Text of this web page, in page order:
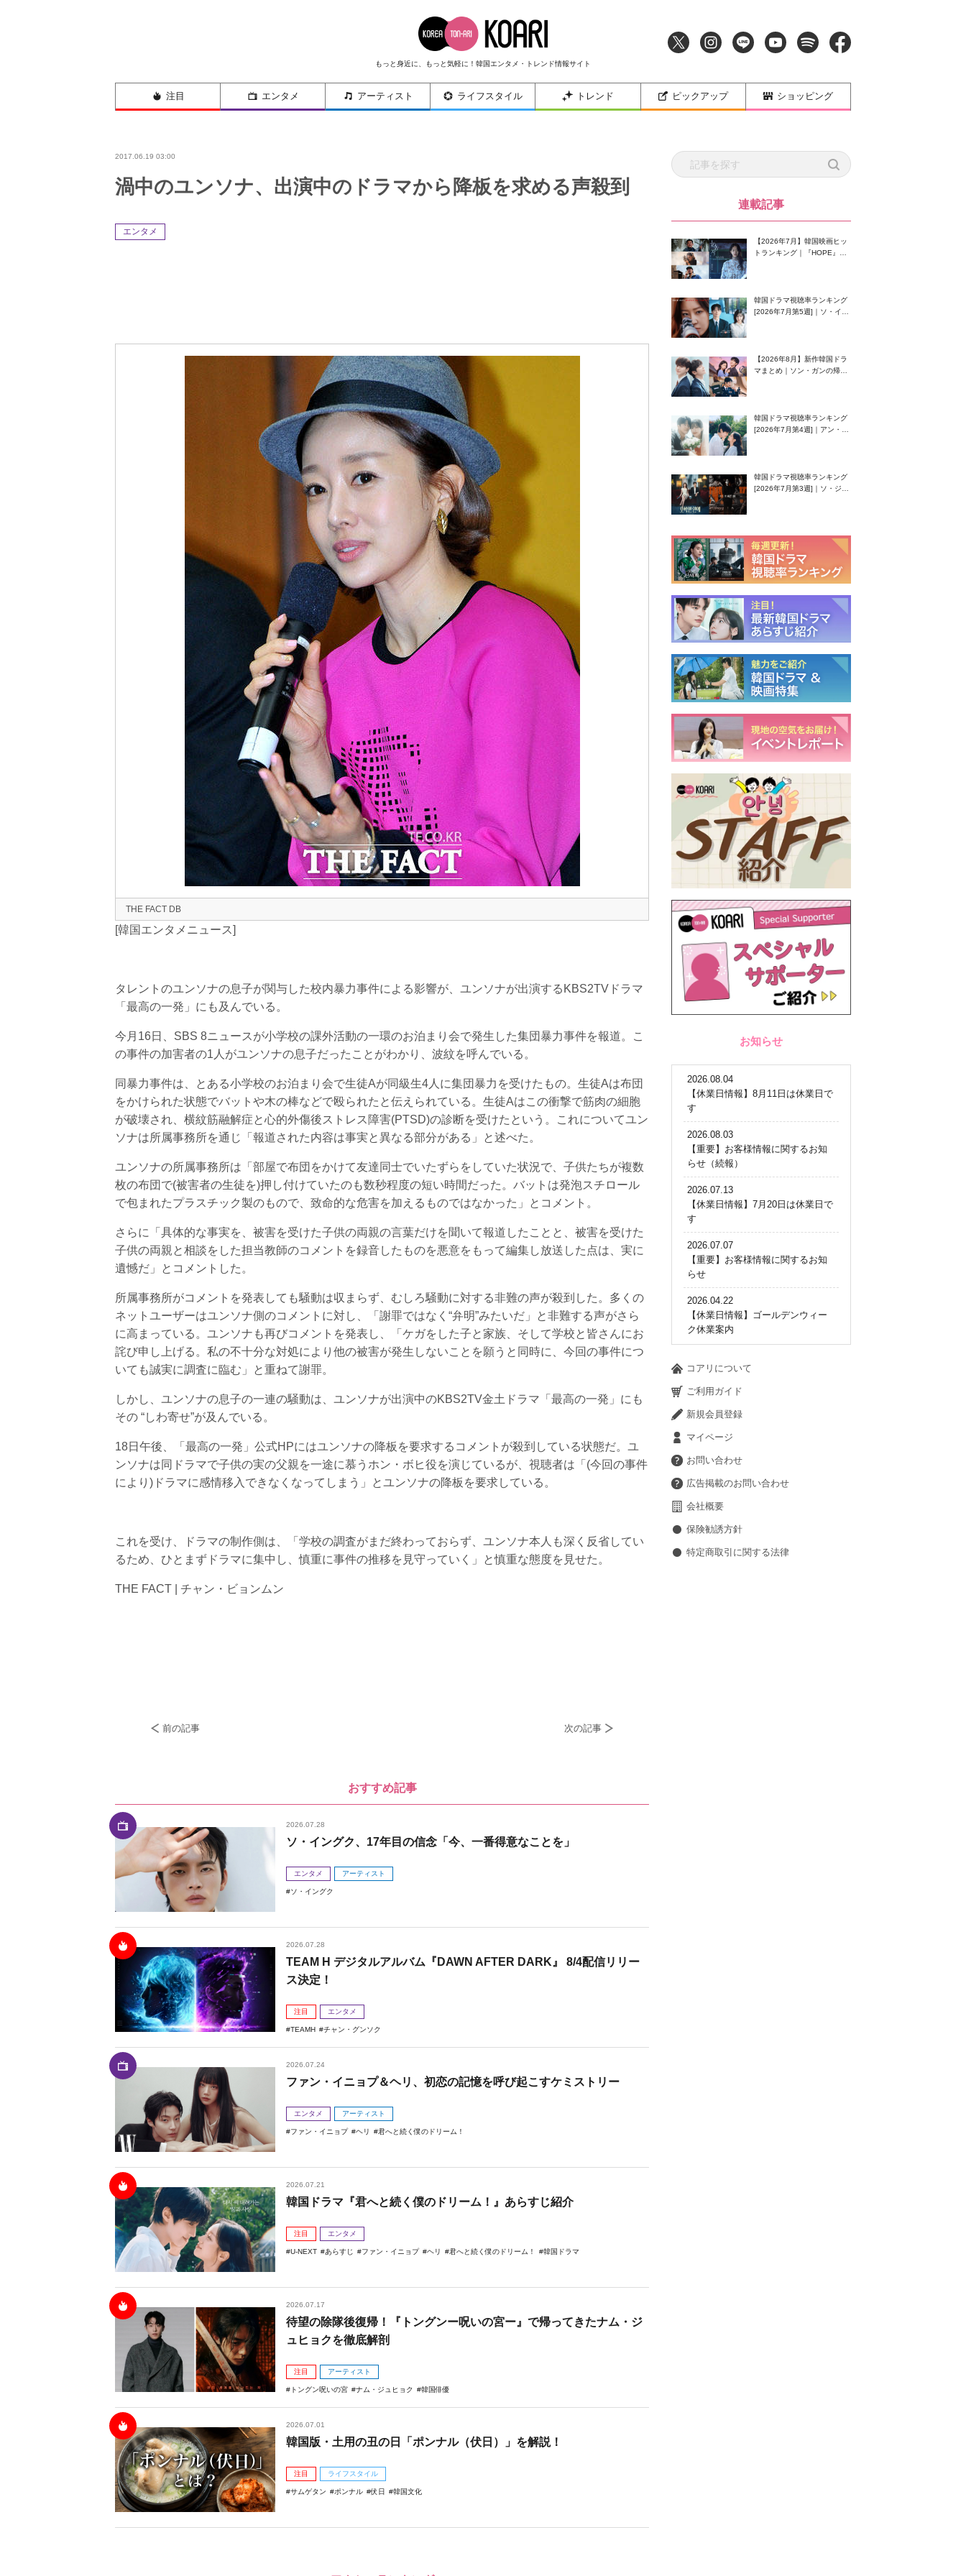
もっと身近に、もっと気軽に！韓国エンタメ・トレンド情報サイト
注目 エンタメ アーティスト ライフスタイル トレンド ピックアップ ショッピング
2017.06.19 03:00
渦中のユンソナ、出演中のドラマから降板を求める声殺到
エンタメ
THE FACT DB
[韓国エンタメニュース]
タレントのユンソナの息子が関与した校内暴力事件による影響が、ユンソナが出演するKBS2TVドラマ
「最高の一発」にも及んでいる。
今月16日、SBS 8ニュースが小学校の課外活動の一環のお泊まり会で発生した集団暴力事件を報道。こ
の事件の加害者の1人がユンソナの息子だったことがわかり、波紋を呼んでいる。
同暴力事件は、とある小学校のお泊まり会で生徒Aが同級生4人に集団暴力を受けたもの。生徒Aは布団
をかけられた状態でバットや木の棒などで殴られたと伝えられている。生徒Aはこの衝撃で筋肉の細胞
が破壊され、横紋筋融解症と心的外傷後ストレス障害(PTSD)の診断を受けたという。これについてユン
ソナは所属事務所を通じ「報道された内容は事実と異なる部分がある」と述べた。
ユンソナの所属事務所は「部屋で布団をかけて友達同士でいたずらをしていた状況で、子供たちが複数
枚の布団で(被害者の生徒を)押し付けていたのも数秒程度の短い時間だった。バットは発泡スチロール
で包まれたプラスチック製のもので、致命的な危害を加えるものではなかった」とコメント。
さらに「具体的な事実を、被害を受けた子供の両親の言葉だけを聞いて報道したことと、被害を受けた
子供の両親と相談をした担当教師のコメントを録音したものを悪意をもって編集し放送した点は、実に
遺憾だ」とコメントした。
所属事務所がコメントを発表しても騒動は収まらず、むしろ騒動に対する非難の声が殺到した。多くの
ネットユーザーはユンソナ側のコメントに対し、「謝罪ではなく“弁明”みたいだ」と非難する声がさら
に高まっている。ユンソナも再びコメントを発表し、「ケガをした子と家族、そして学校と皆さんにお
詫び申し上げる。私の不十分な対処により他の被害が発生しないことを願うと同時に、今回の事件につ
いても誠実に調査に臨む」と重ねて謝罪。
しかし、ユンソナの息子の一連の騒動は、ユンソナが出演中のKBS2TV金土ドラマ「最高の一発」にも
その “しわ寄せ”が及んでいる。
18日午後、「最高の一発」公式HPにはユンソナの降板を要求するコメントが殺到している状態だ。ユ
ンソナは同ドラマで子供の実の父親を一途に慕うホン・ボヒ役を演じているが、視聴者は「(今回の事件
により)ドラマに感情移入できなくなってしまう」とユンソナの降板を要求している。
これを受け、ドラマの制作側は、「学校の調査がまだ終わっておらず、ユンソナ本人も深く反省してい
るため、ひとまずドラマに集中し、慎重に事件の推移を見守っていく」と慎重な態度を見せた。
THE FACT | チャン・ビョンムン
前の記事 次の記事
おすすめ記事
2026.07.28
ソ・イングク、17年目の信念「今、一番得意なことを」
エンタメ アーティスト
ソ・イングク
2026.07.28
TEAM H デジタルアルバム『DAWN AFTER DARK』 8/4配信リリー
ス決定！
注目 エンタメ
TEAMH チャン・グンソク
2026.07.24
ファン・イニョプ＆ヘリ、初恋の記憶を呼び起こすケミストリー
エンタメ アーティスト
ファン・イニョプ ヘリ 君へと続く僕のドリーム！
2026.07.21
韓国ドラマ『君へと続く僕のドリーム！』あらすじ紹介
注目 エンタメ
U-NEXT あらすじ ファン・イニョプ ヘリ 君へと続く僕のドリーム！ 韓国ドラマ
2026.07.17
待望の除隊後復帰！『トングンー呪いの宮ー』で帰ってきたナム・ジ
ュヒョクを徹底解剖
注目 アーティスト
トングン呪いの宮 ナム・ジュヒョク 韓国俳優
2026.07.01
韓国版・土用の丑の日「ポンナル（伏日）」を解説！
注目 ライフスタイル
サムゲタン ポンナル 伏日 韓国文化
連載記事
【2026年7月】韓国映画ヒッ
トランキング｜『HOPE』が
韓国ドラマ視聴率ランキング
[2026年7月第5週]｜ソ・イン
【2026年8月】新作韓国ドラ
マまとめ｜ソン・ガンの帰
韓国ドラマ視聴率ランキング
[2026年7月第4週]｜アン・ヒ
韓国ドラマ視聴率ランキング
[2026年7月第3週]｜ソ・ジソ
お知らせ
2026.08.04
【休業日情報】8月11日は休業日で
す
2026.08.03
【重要】お客様情報に関するお知
らせ（続報）
2026.07.13
【休業日情報】7月20日は休業日で
す
2026.07.07
【重要】お客様情報に関するお知
らせ
2026.04.22
【休業日情報】ゴールデンウィー
ク休業案内
コアリについて
ご利用ガイド
新規会員登録
マイページ
お問い合わせ
広告掲載のお問い合わせ
会社概要
保険勧誘方針
特定商取引に関する法律